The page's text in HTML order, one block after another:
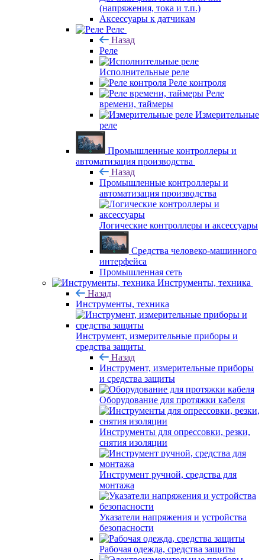
(напряжения, тока и т.п.)
Аксессуары к датчикам
Реле
Назад
Реле
Исполнительные реле
Реле контроля
Реле
времени, таймеры
Измерительные
реле
Промышленные контроллеры и
автоматизация производства
Назад
Промышленные контроллеры и
автоматизация производства
Логические контроллеры и аксессуары
Средства человеко-машинного
интерфейса
Промышленная сеть
Инструменты, техника
Назад
Инструменты, техника
Инструмент, измерительные приборы и
средства защиты
Назад
Инструмент, измерительные приборы
и средства защиты
Оборудование для протяжки кабеля
Инструменты для опрессовки, резки,
снятия изоляции
Инструмент ручной, средства для
монтажа
Указатели напряжения и устройства
безопасности
Рабочая одежда, средства защиты